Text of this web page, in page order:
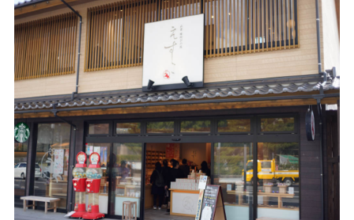
動。6種類を飲んで実
食レポート